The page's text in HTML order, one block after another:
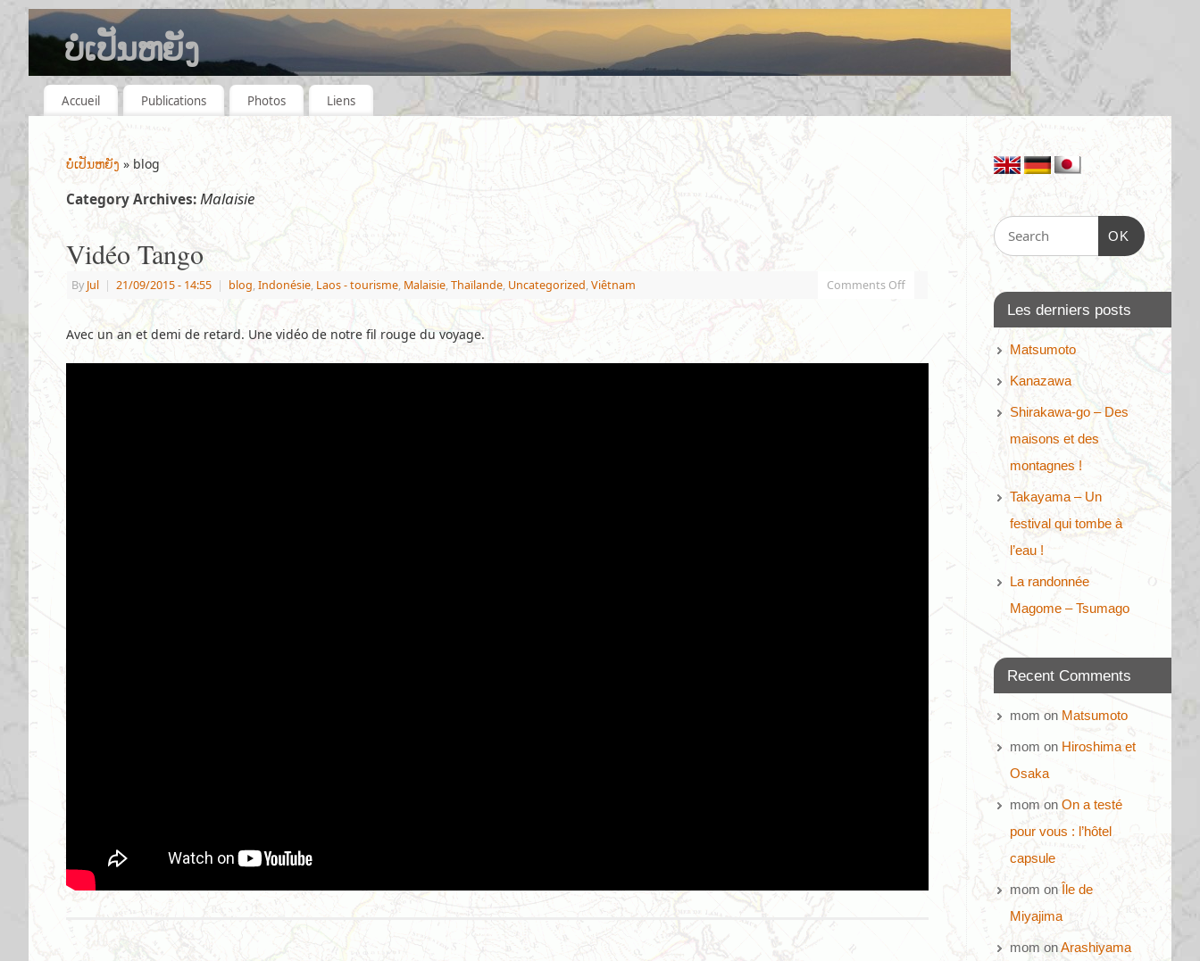
ບໍ່ເປັນຫຍັງ
QUELQUES ANNÉES, QUELQUES VOYAGES.
Accueil Publications Photos Liens
ບໍ່ເປັນຫຍັງ » blog
Category Archives:Malaisie
Vidéo Tango
By Jul | 21/09/2015- 14:55 | blog, Indonésie, Laos - tourisme, Malaisie, Thaïlande, Uncategorized, Viêtnam Comments Off
Avec un an et demi de retard. Une vidéo de notre fil rouge du voyage.
OK
Les derniers posts
Matsumoto
Kanazawa
Shirakawa-go – Des
maisons et des
montagnes !
Takayama – Un
festival qui tombe à
l’eau !
La randonnée
Magome – Tsumago
Recent Comments
mom on Matsumoto
mom on Hiroshima et
Osaka
mom on On a testé
pour vous : l’hôtel
capsule
mom on Île de
Miyajima
mom onArashiyama